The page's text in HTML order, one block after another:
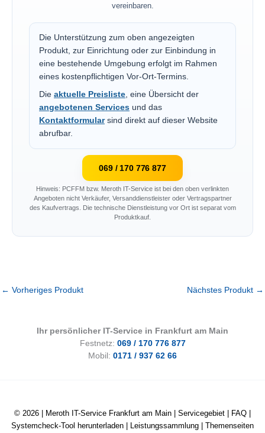
vereinbaren.
Die Unterstützung zum oben angezeigten
Produkt, zur Einrichtung oder zur Einbindung in
eine bestehende Umgebung erfolgt im Rahmen
eines kostenpflichtigen Vor-Ort-Termins.
Die aktuelle Preisliste , eine Übersicht der
angebotenen Services und das
Kontaktformularsind direkt auf dieser Website
abrufbar.
069 / 170 776 877
Hinweis: PCFFM bzw. Meroth IT-Service ist bei den oben verlinkten
Angeboten nicht Verkäufer, Versanddienstleister oder Vertragspartner
des Kaufvertrags. Die technische Dienstleistung vor Ort ist separat vom
Produktkauf.
← Vorheriges Produkt Nächstes Produkt →
Ihr persönlicher IT-Service in Frankfurt am Main
Festnetz: 069 / 170 776 877
Mobil: 0171 / 937 62 66
© 2026 | Meroth IT-Service Frankfurt am Main Servicegebiet FAQ
Systemcheck-Tool herunterladen
Leistungssammlung Themenseiten